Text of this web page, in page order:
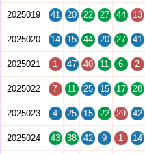
2025019 41 20 22 27 44 13
2025020 14 15 44 20 27 41
2025021 1 47 40 11 6 2
2025022 7 11 25 15 17 28
2025023 4 25 15 22 29 42
2025024 43 38 42 9 1 14